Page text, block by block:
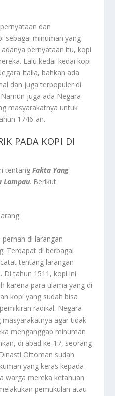
dan
sebagai minuman yang
pernyataan itu, kopi
Lalu kedai-kedai kopi
Italia, bahkan ada
dan juga terpopuler di
juga ada Negara
masyarakatnya untuk
1746-an.
PADA KOPI DI
tentangFakta Yang
Lampau. Berikut
di larangan
Terdapat di berbagai
tentang larangan
Di tahun 1511, kopi ini
karena para ulama yang di
kopi yang sudah bisa
radikal. Negara
agar tidak
menganggap minuman
di abad ke-17, seorang
Ottoman sudah
yang keras kepada
warga mereka ketahuan
pemukulan atau